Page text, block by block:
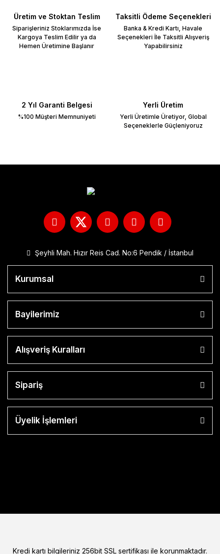
Üretim ve Stoktan Teslim
Siparişleriniz Stoklarımızda İse
Kargoya Teslim Edilir ya da
Hemen Üretimine Başlanır
Taksitli Ödeme Seçenekleri
Banka & Kredi Kartı, Havale
Seçenekleri İle Taksitli Alışveriş
Yapabilirsiniz
2 Yıl Garanti Belgesi
%100 Müşteri Memnuniyeti
Yerli Üretim
Yerli Üretimle Üretiyor, Global
Seçeneklerle Güçleniyoruz
Şeyhli Mah. Hızır Reis Cad. No:6 Pendik / İstanbul
Kurumsal
Bayilerimiz
Alışveriş Kuralları
Sipariş
Üyelik İşlemleri
Kredi kartı bilgileriniz 256bit SSL sertifikası ile korunmaktadır.